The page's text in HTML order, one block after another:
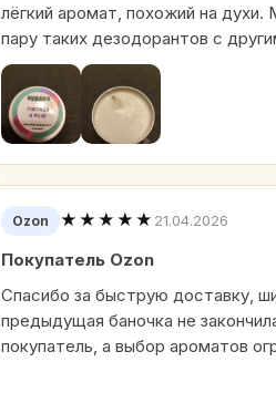
лёгкий аромат, похожий на духи.
пару таких дезодорантов с
Ozon ★★★★★ 21.04.2026
Покупатель Ozon
Спасибо за быструю доставку,
предыдущая баночка не
покупатель, а выбор ароматов